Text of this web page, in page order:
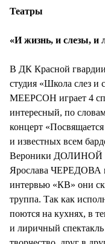
Театры
«И жизнь, и слезы, и
В ДК Красной гвардии
студия «Школа слез
МЕЕРСОН играет 4
интересный, по
концерт
и известных всем
Вероники ДОЛИНОЙ и
Ярослава ЧЕРЕДОВА
интервью «КВ» они
труппа. Так как
поются на кухнях, в
и лиричный